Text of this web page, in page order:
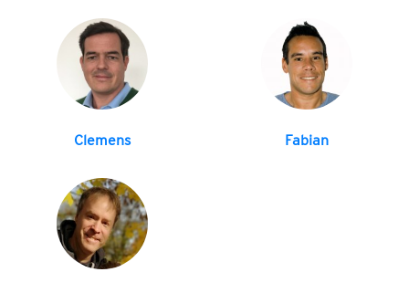
Clemens Fabian